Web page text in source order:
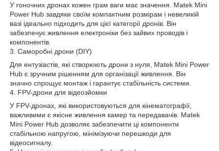
У гоночних дронах кожен грам ваги має значення. Matek Mini
Power Hub завдяки своїм компактним розмірам і невеликій
вазі ідеально підходить для цієї категорії дронів. Він
забезпечує живлення електроніки без зайвих проводів і
компонентів.
3. Саморобні дрони (DIY)
Для ентузіастів, які створюють дрони з нуля, Matek Mini Power
Hub є зручним рішенням для організації живлення. Він
значно спрощує монтаж і гарантує стабільність системи.
4. FPV-дрони для відеозйомки
У FPV-дронах, які використовуються для кінематографії,
важливими є якісне живлення камер та передавачів. Matek
Mini Power Hub дозволяє забезпечити ці компоненти
стабільною напругою, мінімізуючи перешкоди для
відеосигналу.